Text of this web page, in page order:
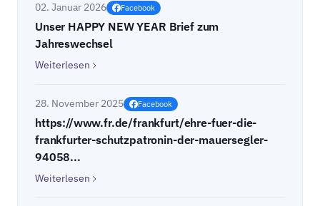
02. Januar 2026 Facebook
Unser HAPPY NEW YEAR Brief zum
Jahreswechsel
Weiterlesen
28. November 2025 Facebook
https://www.fr.de/frankfurt/ehre-fuer-die-
frankfurter-schutzpatronin-der-mauersegler-
94058...
Weiterlesen